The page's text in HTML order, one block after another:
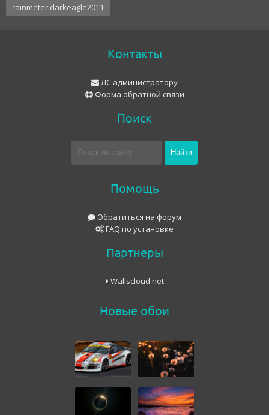
rainmeter.darkeagle2011
Контакты
ЛС администратору
Форма обратной связи
Поиск
Помощь
Обратиться на форум
FAQ по установке
Партнеры
Wallscloud.net
Новые обои